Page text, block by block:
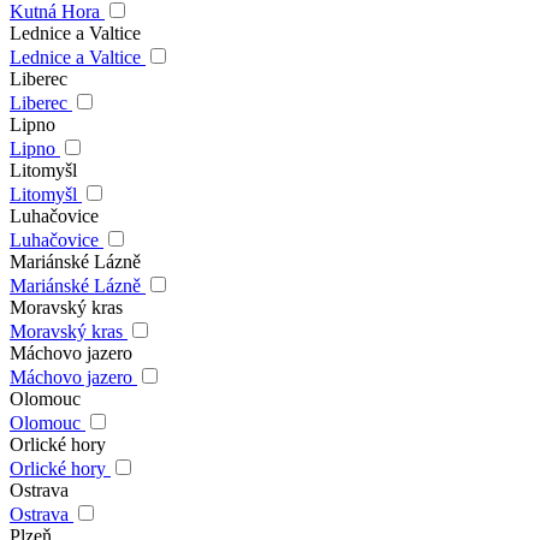
Kutná Hora
Lednice a Valtice
Lednice a Valtice
Liberec
Liberec
Lipno
Lipno
Litomyšl
Litomyšl
Luhačovice
Luhačovice
Mariánské Lázně
Mariánské Lázně
Moravský kras
Moravský kras
Máchovo jazero
Máchovo jazero
Olomouc
Olomouc
Orlické hory
Orlické hory
Ostrava
Ostrava